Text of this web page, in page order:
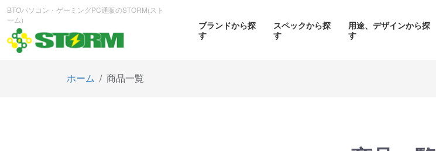
BTOパソコン・ゲーミングPC通販のSTORM(スト
ーム)
ブランドから探
す
スペックから探
す
用途、デザインから探
す
ホーム 商品一覧